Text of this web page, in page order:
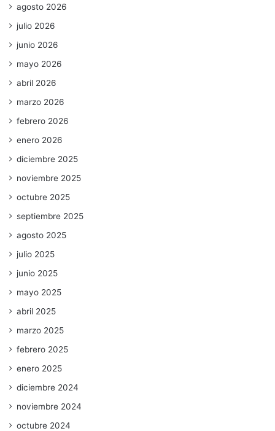
agosto 2026
julio 2026
junio 2026
mayo 2026
abril 2026
marzo 2026
febrero 2026
enero 2026
diciembre 2025
noviembre 2025
octubre 2025
septiembre 2025
agosto 2025
julio 2025
junio 2025
mayo 2025
abril 2025
marzo 2025
febrero 2025
enero 2025
diciembre 2024
noviembre 2024
octubre 2024